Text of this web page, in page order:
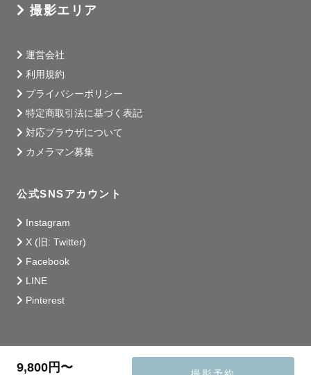
9,800円〜
撮影エリア
運営会社
利用規約
プライバシーポリシー
特定商取引法に基づく表記
対応ブラウザについて
カメラマン募集
公式SNSアカウント
Instagram
X (旧: Twitter)
Facebook
LINE
Pinterest